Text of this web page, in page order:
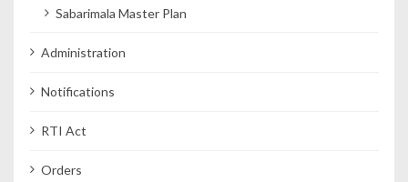
Sabarimala Master Plan
Administration
Notifications
RTI Act
Orders